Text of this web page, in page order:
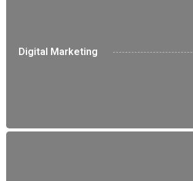
Digital Marketing